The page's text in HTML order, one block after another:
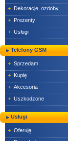
+ Dekoracje, ozdoby
+ Prezenty
+ Usługi
Telefony GSM
+ Sprzedam
+ Kupię
+ Akcesoria
+ Uszkodzone
Usługi
+ Oferuję